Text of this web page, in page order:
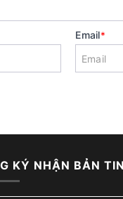
Email*
KÝ NHẬN BẢN TIN